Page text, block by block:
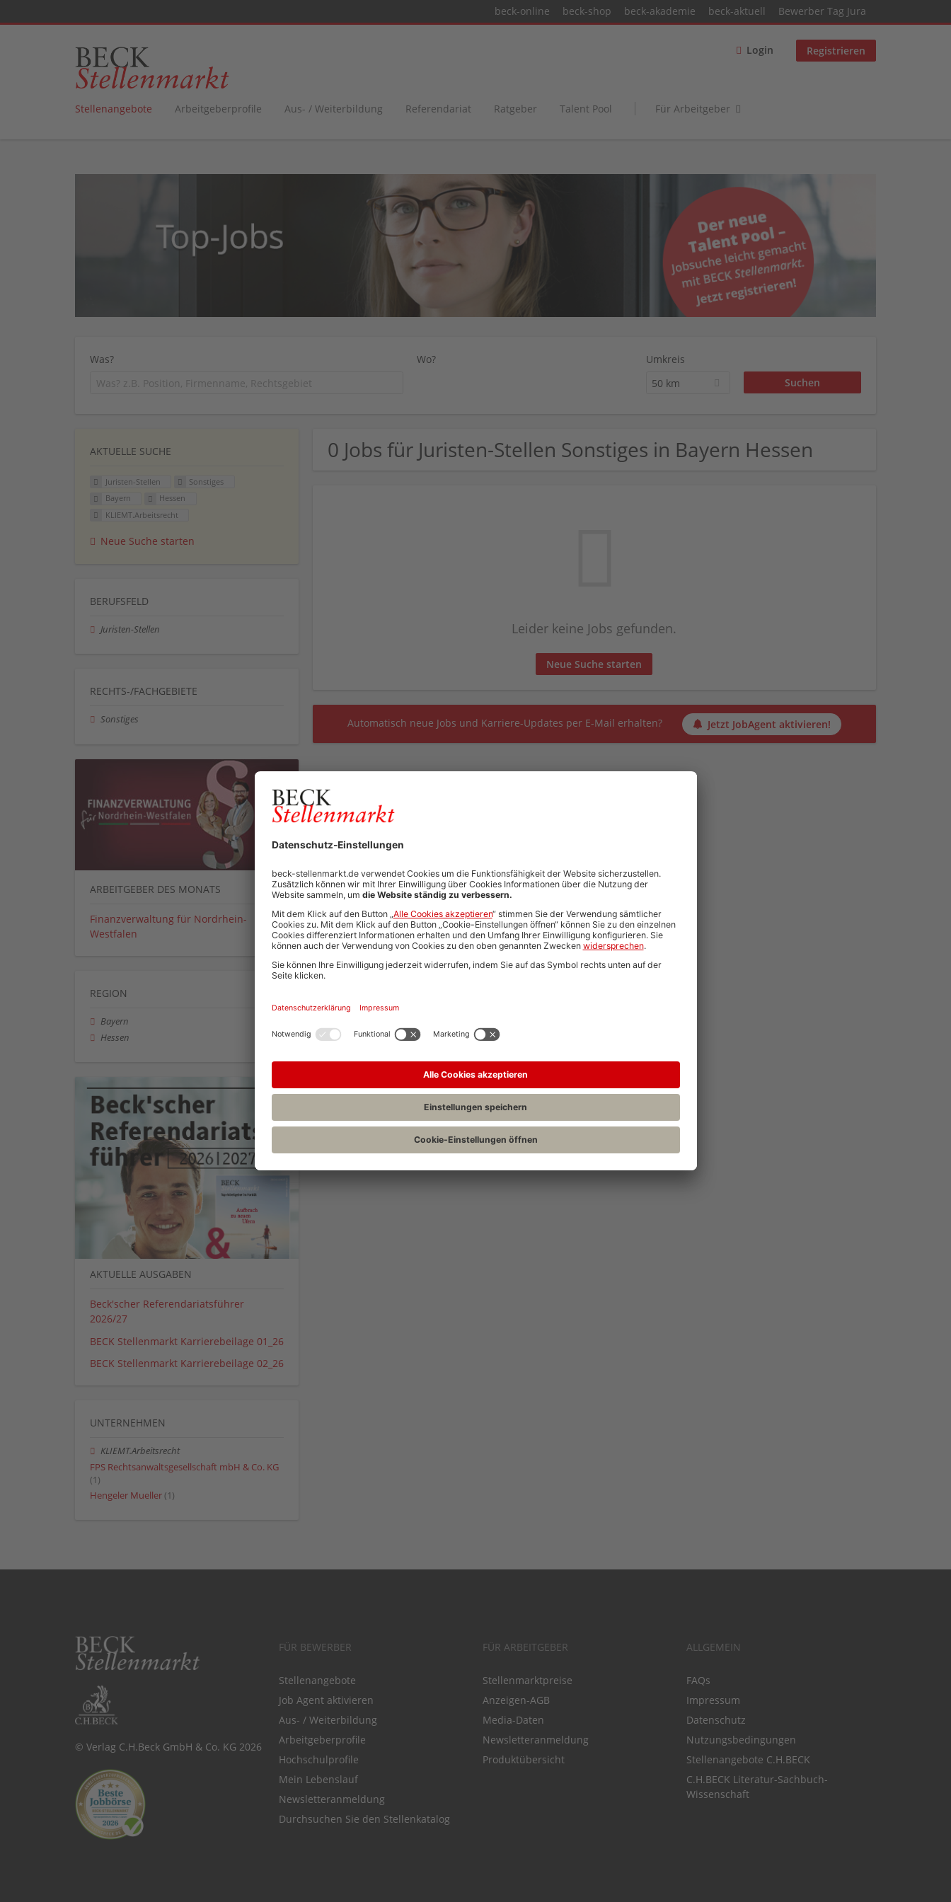
beck-online beck-shop beck-akademie beck-aktuell Bewerber Tag Jura
Login Registrieren
Stellenangebote Arbeitgeberprofile Aus- / Weiterbildung Referendariat Ratgeber Talent Pool Für Arbeitgeber
Was? Wo?
Umkreis
50 km
0 Jobs für Juristen-Stellen Sonstiges in Bayern Hessen
Leider keine Jobs gefunden.
Neue Suche starten
Automatisch neue Jobs und Karriere-Updates per E-Mail erhalten? Jetzt JobAgent aktivieren!
AKTUELLE SUCHE
Juristen-Stellen
Sonstiges
Bayern
Hessen
KLIEMT.Arbeitsrecht
Neue Suche starten
BERUFSFELD
Juristen-Stellen
RECHTS-/FACHGEBIETE
Sonstiges
ARBEITGEBER DES MONATS
Finanzverwaltung für Nordrhein-
Westfalen
REGION
Bayern
Hessen
AKTUELLE AUSGABEN
Beck'scher Referendariatsführer
2026/27
BECK Stellenmarkt Karrierebeilage 01_26
BECK Stellenmarkt Karrierebeilage 02_26
UNTERNEHMEN
KLIEMT.Arbeitsrecht
FPS Rechtsanwaltsgesellschaft mbH & Co. KG
(1)
Hengeler Mueller (1)
© Verlag C.H.Beck GmbH & Co. KG 2026
FÜR BEWERBER
Stellenangebote
Job Agent aktivieren
Aus- / Weiterbildung
Arbeitgeberprofile
Hochschulprofile
Mein Lebenslauf
Newsletteranmeldung
Durchsuchen Sie den Stellenkatalog
FÜR ARBEITGEBER
Stellenmarktpreise
Anzeigen-AGB
Media-Daten
Newsletteranmeldung
Produktübersicht
ALLGEMEIN
FAQs
Impressum
Datenschutz
Nutzungsbedingungen
Stellenangebote C.H.BECK
C.H.BECK Literatur-Sachbuch-
Wissenschaft